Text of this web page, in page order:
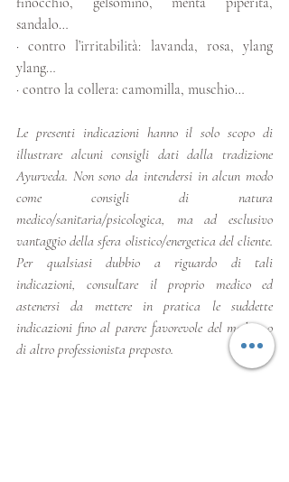
sandalo…
· contro l’irritabilità: lavanda, rosa, ylang
ylang…
· contro la collera: camomilla, muschio…
Le presenti indicazioni hanno il solo scopo di
illustrare alcuni consigli dati dalla tradizione
Ayurveda. Non sono da intendersi in alcun modo
come consigli di natura
medico/sanitaria/psicologica, ma ad esclusivo
vantaggio della sfera olistico/energetica del cliente.
Per qualsiasi dubbio a riguardo di tali
indicazioni, consultare il proprio medico ed
astenersi da mettere in pratica le suddette
indicazioni fino al parere favorevole del medico o
di altro professionista preposto.